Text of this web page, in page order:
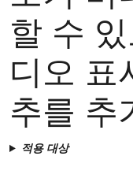
할 수
디오 표
추를 추
적용 대상